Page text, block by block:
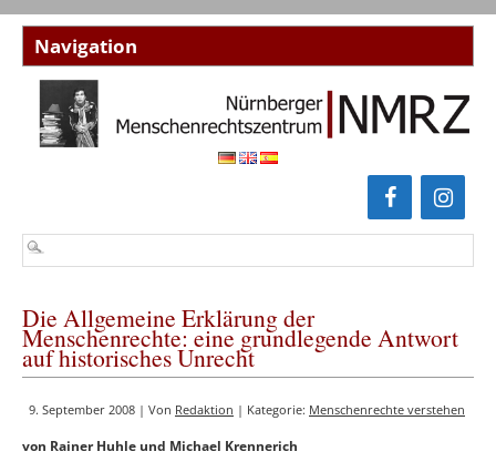
Die Allgemeine Erklärung der
Menschenrechte: eine grundlegende Antwort
auf historisches Unrecht
9. September 2008 | Von Redaktion | Kategorie: Menschenrechte verstehen
von Rainer Huhle und Michael Krennerich